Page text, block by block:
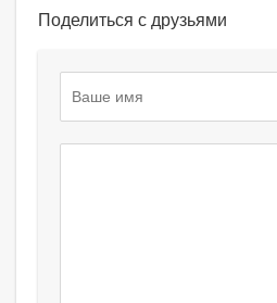
Поделиться с друзьями